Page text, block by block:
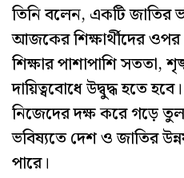
তিনি বলেন, একটি জাতির
আজকের শিক্ষার্থীদের
শিক্ষার পাশাপাশি সততা,
দায়িত্ববোধে উদ্বুদ্ধ হতে হবে।
নিজেদের দক্ষ করে গড়ে
ভবিষ্যতে দেশ ও জাতির
পারে।